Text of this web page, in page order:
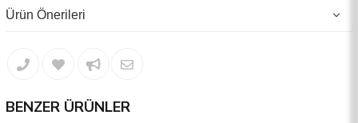
Ürün Önerileri
BENZER ÜRÜNLER